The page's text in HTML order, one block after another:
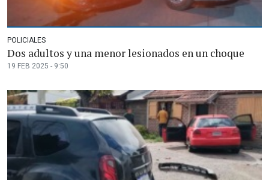
POLICIALES
Dos adultos y una menor lesionados en un choque
19 FEB 2025 - 9:50